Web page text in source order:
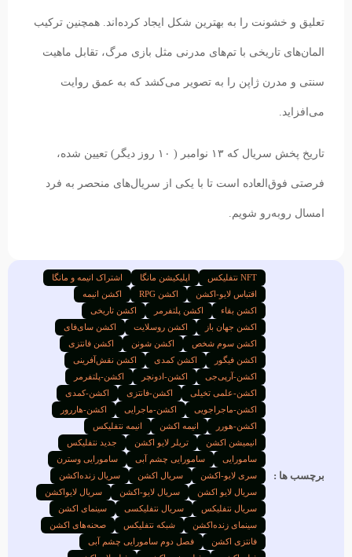
تعلیق و خشونت را به بهترین شکل ایجاد کرده‌اند. همچنین ترکیب
المان‌های تاریخی با تم‌های مدرنی مثل بازی مرگ، تقابل ماهیت
سنتی و مدرن ژاپن را به تصویر می‌کشد که به عمق روایت
می‌افزاید.
تاریخ پخش سریال که ۱۳ نوامبر ( ۱۰ روز دیگر) تعیین شده،
فرصتی فوق‌العاده است تا با یکی از سریال‌های منحصر به فرد
امسال رو‌به‌رو شویم.
برچسب ها :
NFT نتفلیکس اپلیکیشن مانگا
اشتراک انیمه و مانگا
اقتباس لایو-اکشن
اکشن RPG
اکشن انیمه
اکشن بقاء
اکشن پلتفرمر
اکشن تاریخی
اکشن جهان باز
اکشن روسلایت
اکشن سای‌فای
اکشن سوم شخص
اکشن شونن
اکشن فانتزی
اکشن فیگور
اکشن کمدی
اکشن نقش‌آفرینی
اکشن-آرپی‌جی
اکشن-ادونچر
اکشن-پلتفرمر
اکشن-علمی تخیلی
اکشن-فانتزی
اکشن-کمدی
اکشن-ماجراجویی
اکشن-ماجرایی
اکشن-هاررور
اکشن-هورر
انیمه اکشن
انیمه نتفلیکس
انیمیشن اکشن
تریلر لایو اکشن
جدید نتفلیکس
سامورایی
سامورایی چشم آبی
سامورایی وسترن
سری لایو-اکشن
سریال اکشن
سریال زنده‌اکشن
سریال لایو اکشن
سریال لایو-اکشن
سریال لایواکشن
سریال نتفلیکس
سریال نتفلیکسی
سینمای اکشن
سینمای زنده‌اکشن
شبکه نتفلیکس
صحنه‌های اکشن
فانتزی اکشن
فصل دوم سامورایی چشم آبی